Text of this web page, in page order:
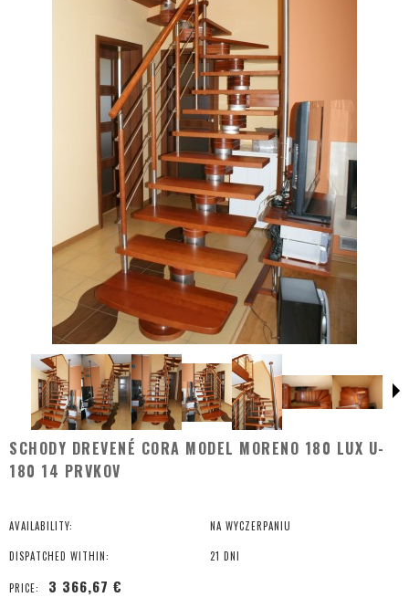
SCHODY DREVENÉ CORA MODEL MORENO 180 LUX U-
180 14 PRVKOV
AVAILABILITY: NA WYCZERPANIU
DISPATCHED WITHIN: 21 DNI
PRICE: 3 366,67 €